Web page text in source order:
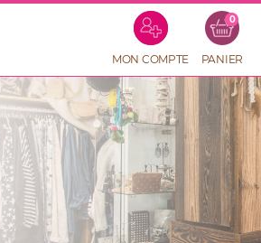
MON COMPTE PANIER
0
RECHERCHE
DE
PRODUITS